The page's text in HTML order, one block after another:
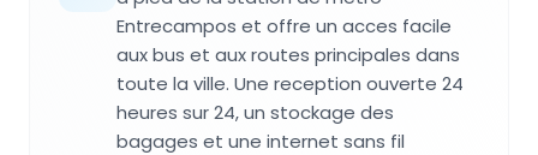
Entrecampos et offre un acces facile
aux bus et aux routes principales dans
toute la ville. Une reception ouverte 24
heures sur 24, un stockage des
bagages et une internet sans fil